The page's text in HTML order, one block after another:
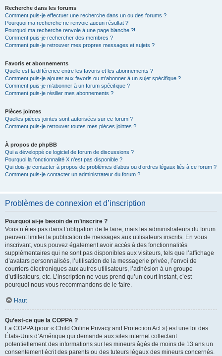
Recherche dans les forums
Comment puis-je effectuer une recherche dans un ou des forums ?
Pourquoi ma recherche ne renvoie aucun résultat ?
Pourquoi ma recherche renvoie à une page blanche ?!
Comment puis-je rechercher des membres ?
Comment puis-je retrouver mes propres messages et sujets ?
Favoris et abonnements
Quelle est la différence entre les favoris et les abonnements ?
Comment puis-je ajouter aux favoris ou m’abonner à un sujet spécifique ?
Comment puis-je m’abonner à un forum spécifique ?
Comment puis-je résilier mes abonnements ?
Pièces jointes
Quelles pièces jointes sont autorisées sur ce forum ?
Comment puis-je retrouver toutes mes pièces jointes ?
À propos de phpBB
Qui a développé ce logiciel de forum de discussions ?
Pourquoi la fonctionnalité X n’est pas disponible ?
Qui dois-je contacter à propos de problèmes d’abus ou d’ordres légaux liés à ce forum ?
Comment puis-je contacter un administrateur du forum ?
Problèmes de connexion et d’inscription
Pourquoi ai-je besoin de m’inscrire ?
Vous n’êtes pas dans l’obligation de le faire, mais les administrateurs du forum
peuvent limiter la publication de messages aux utilisateurs inscrits. En vous
inscrivant, vous pouvez également avoir accès à des fonctionnalités
supplémentaires qui ne sont pas disponibles aux visiteurs, tels que l’affichage
d’avatars personnalisés, l’utilisation de la messagerie privée, l’envoi de
courriers électroniques aux autres utilisateurs, l’adhésion à un groupe
d’utilisateurs, etc. L’inscription ne vous prend qu’un court instant, c’est
pourquoi nous vous recommandons de le faire.
Haut
Qu’est-ce que la COPPA ?
La COPPA (pour « Child Online Privacy and Protection Act ») est une loi des
États-Unis d’Amérique qui demande aux sites internet collectant
potentiellement des informations sur les mineurs âgés de moins de 13 ans un
consentement écrit des parents ou des tuteurs légaux des mineurs concernés.